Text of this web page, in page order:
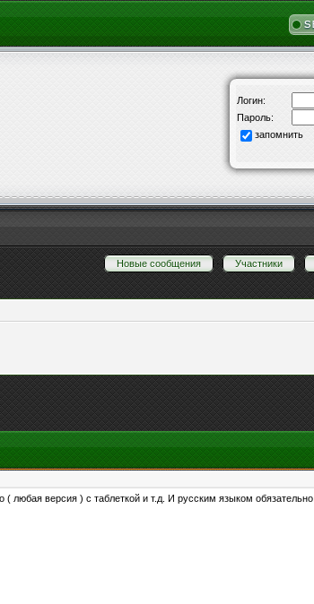
Логин:
Пароль:
запомнить
Новые сообщения · Участники ·
версия ) с таблеткой и т.д. И русским языком обязательно.